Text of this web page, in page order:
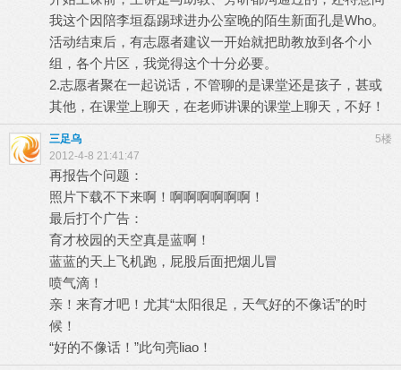
我这个因陪李垣磊踢球进办公室晚的陌生新面孔是Who。
活动结束后，有志愿者建议一开始就把助教放到各个小
组，各个片区，我觉得这个十分必要。
2.志愿者聚在一起说话，不管聊的是课堂还是孩子，甚或
其他，在课堂上聊天，在老师讲课的课堂上聊天，不好！
5楼
三足乌
2012-4-8 21:41:47
再报告个问题：
照片下载不下来啊！啊啊啊啊啊啊！
最后打个广告：
育才校园的天空真是蓝啊！
蓝蓝的天上飞机跑，屁股后面把烟儿冒
喷气滴！
亲！来育才吧！尤其“太阳很足，天气好的不像话”的时
候！
“好的不像话！”此句亮liao！